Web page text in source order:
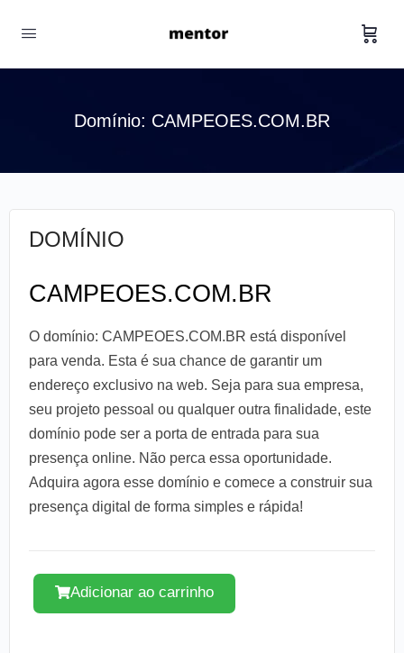
Domínio: CAMPEOES.COM.BR
DOMÍNIO
CAMPEOES.COM.BR
O domínio: CAMPEOES.COM.BR está disponível
para venda. Esta é sua chance de garantir um
endereço exclusivo na web. Seja para sua empresa,
seu projeto pessoal ou qualquer outra finalidade, este
domínio pode ser a porta de entrada para sua
presença online. Não perca essa oportunidade.
Adquira agora esse domínio e comece a construir sua
presença digital de forma simples e rápida!
Adicionar ao carrinho